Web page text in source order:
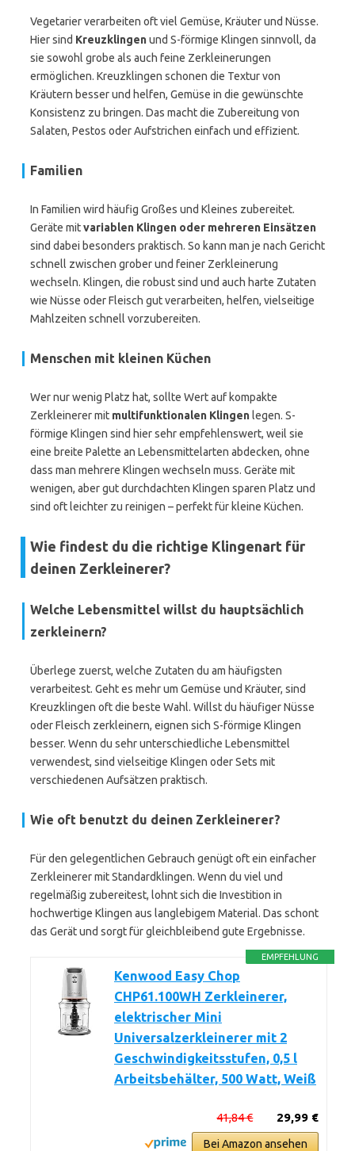
Vegetarier verarbeiten oft viel Gemüse, Kräuter und Nüsse.
Hier sind Kreuzklingenund S-förmige Klingen sinnvoll, da
sie sowohl grobe als auch feine Zerkleinerungen
ermöglichen. Kreuzklingen schonen die Textur von
Kräutern besser und helfen, Gemüse in die gewünschte
Konsistenz zu bringen. Das macht die Zubereitung von
Salaten, Pestos oder Aufstrichen einfach und effizient.
Familien
In Familien wird häufig Großes und Kleines zubereitet.
Geräte mitvariablen Klingen oder mehreren Einsätzen
sind dabei besonders praktisch. So kann man je nach Gericht
schnell zwischen grober und feiner Zerkleinerung
wechseln. Klingen, die robust sind und auch harte Zutaten
wie Nüsse oder Fleisch gut verarbeiten, helfen, vielseitige
Mahlzeiten schnell vorzubereiten.
Menschen mit kleinen Küchen
Wer nur wenig Platz hat, sollte Wert auf kompakte
Zerkleinerer mit multifunktionalen Klingen legen. S-
förmige Klingen sind hier sehr empfehlenswert, weil sie
eine breite Palette an Lebensmittelarten abdecken, ohne
dass man mehrere Klingen wechseln muss. Geräte mit
wenigen, aber gut durchdachten Klingen sparen Platz und
sind oft leichter zu reinigen – perfekt für kleine Küchen.
Wie findest du die richtige Klingenart für
deinen Zerkleinerer?
Welche Lebensmittel willst du hauptsächlich
zerkleinern?
Überlege zuerst, welche Zutaten du am häufigsten
verarbeitest. Geht es mehr um Gemüse und Kräuter, sind
Kreuzklingen oft die beste Wahl. Willst du häufiger Nüsse
oder Fleisch zerkleinern, eignen sich S-förmige Klingen
besser. Wenn du sehr unterschiedliche Lebensmittel
verwendest, sind vielseitige Klingen oder Sets mit
verschiedenen Aufsätzen praktisch.
Wie oft benutzt du deinen Zerkleinerer?
Für den gelegentlichen Gebrauch genügt oft ein einfacher
Zerkleinerer mit Standardklingen. Wenn du viel und
regelmäßig zubereitest, lohnt sich die Investition in
hochwertige Klingen aus langlebigem Material. Das schont
das Gerät und sorgt für gleichbleibend gute Ergebnisse.
EMPFEHLUNG
Kenwood Easy Chop
CHP61.100WH Zerkleinerer,
elektrischer Mini
Universalzerkleinerer mit 2
Geschwindigkeitsstufen, 0,5 l
Arbeitsbehälter, 500 Watt, Weiß
29,99 €
41,84 €
Bei Amazon ansehen